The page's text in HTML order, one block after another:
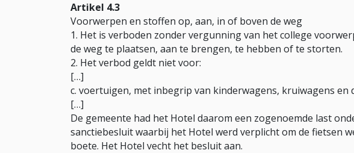
Artikel 4.3
Voorwerpen en stoffen op, aan, in of boven de weg
1. Het is verboden zonder vergunning van het college
de weg te plaatsen, aan te brengen, te hebben of te storten.
2. Het verbod geldt niet voor:
[…]
c. voertuigen, met inbegrip van kinderwagens, kruiwagens en
[…]
De gemeente had het Hotel daarom een zogenoemde last
sanctiebesluit waarbij het Hotel werd verplicht om de fietsen
boete. Het Hotel vecht het besluit aan.